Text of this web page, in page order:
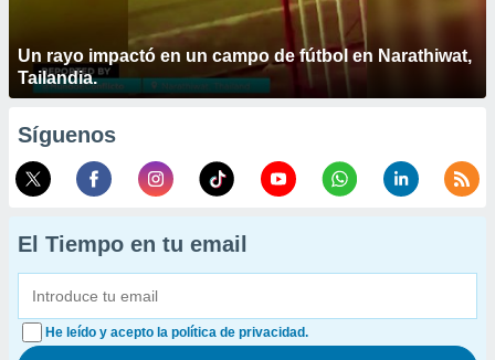
Un rayo impactó en un campo de fútbol en Narathiwat,
Tailandia.
Síguenos
El Tiempo en tu email
He leído y acepto la política de privacidad.